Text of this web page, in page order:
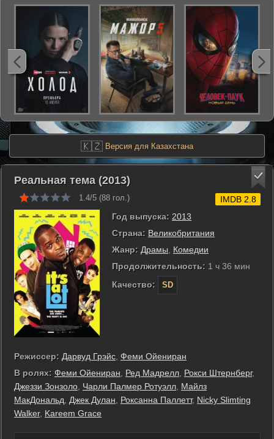
🇰🇿 Версия для Казахстана
Реальная тема (2013)
1.4/5 (88 гол.)
Год выпуска: 2013
Страна: Великобритания
Жанр: Драмы
Комедии
Продолжительность: 1 ч 36 мин
Качество:
SD
IMDB 2.8
Режиссер: Дарвуд Грэйс Феми Ойениран
В ролях: Феми Ойениран Ред Мадрелл Рокси Штернберг,
Джеззи Зонзоло Чарли Палмер Ротуэлл Майлз
МакДональд
Джек Дулан Роксанна Паллетт, Nicky Slimting
Walker, Kareem Grace